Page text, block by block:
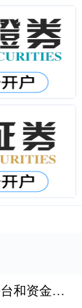
杠杆炒股利息因平台和资金量而异，普遍年化6%-10%，日息约万1.5至万3。